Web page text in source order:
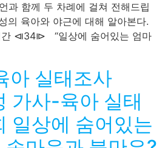
과 함께 두 차례에 걸쳐 전해드립
의 육아와 야근에 대해 알아본다.
⧏34⧐ “일상에 숨어있는 엄마
아 실태조사
가사-육아 실태
일상에 숨어있는